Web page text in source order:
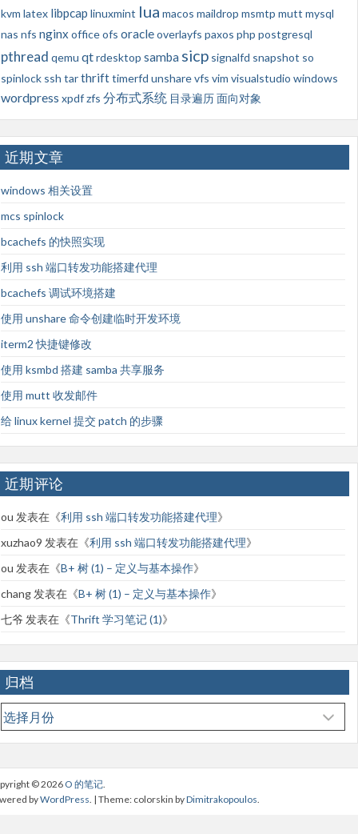
kvm latex libpcap linuxmint lua macos maildrop msmtp mutt mysql
nas nfs nginx officeofs oracleoverlayfs paxos php postgresql
pthread qemu qtrdesktop samba sicp signalfd snapshot so
spinlock ssh tarthrifttimerfd unsharevfs vim visualstudio windows
wordpress xpdfzfs 分布式系统 目录遍历面向对象
近期文章
windows 相关设置
mcs spinlock
bcachefs 的快照实现
利用 ssh 端口转发功能搭建代理
bcachefs 调试环境搭建
使用 unshare 命令创建临时开发环境
iterm2 快捷键修改
使用 ksmbd 搭建 samba 共享服务
使用 mutt 收发邮件
给 linux kernel 提交 patch 的步骤
近期评论
ou 发表在《利用 ssh 端口转发功能搭建代理》
xuzhao9 发表在《利用 ssh 端口转发功能搭建代理》
ou 发表在《B+ 树 (1) – 定义与基本操作》
chang 发表在《B+ 树 (1) – 定义与基本操作》
七爷 发表在《Thrift 学习笔记 (1)》
归档
归
档
© 2026 O 的笔记.
byWordPress. | Theme: colorskin byDimitrakopoulos.